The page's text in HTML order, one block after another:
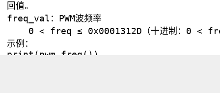
回值。
freq_val：PWM波频率
示例：
print(pwm.freq())